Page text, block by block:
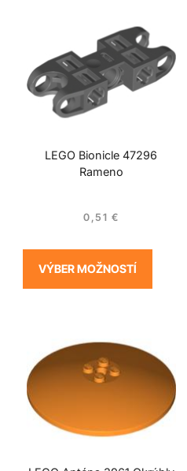
LEGO Bionicle 47296
Rameno
0,51 €
VÝBER MOŽNOSTÍ